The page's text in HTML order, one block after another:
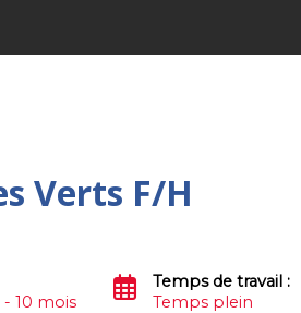
Verts F/H
10 mois
Temps de travail :
Temps plein